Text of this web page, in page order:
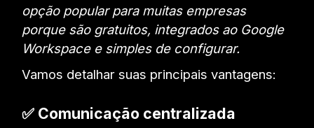
opção popular para muitas empresas
porque são gratuitos, integrados ao Google
Workspace e simples de configurar.
Vamos detalhar suas principais vantagens:
✅ Comunicação centralizada